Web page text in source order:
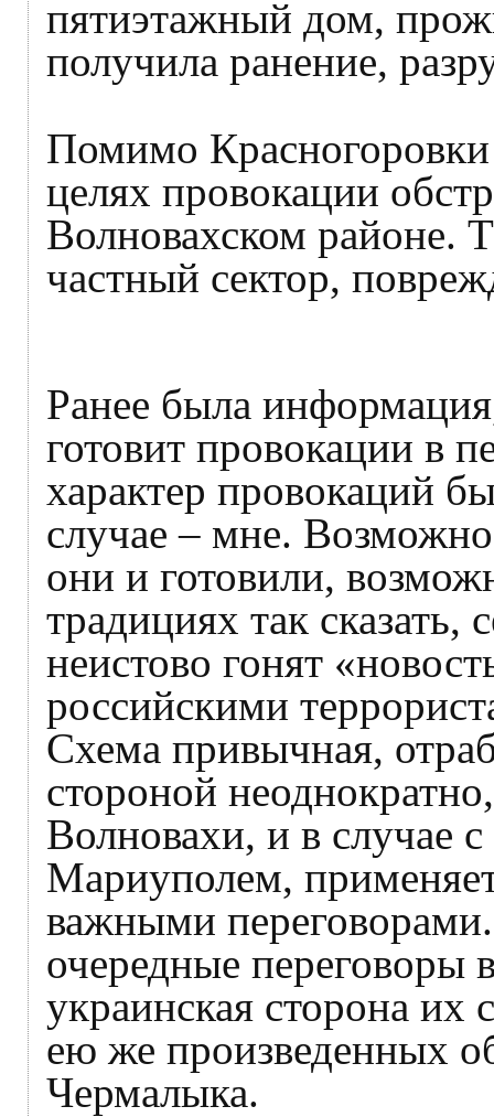
пятиэтажный дом,
получила ранение,
Помимо Красногоровки
целях провокации
Волновахском районе.
частный сектор,
Ранее была
готовит провокации в
характер провокаций
случае – мне.
они и готовили,
традициях так
неистово гонят
российскими
Схема привычная,
стороной
Волновахи, и в случае
Мариуполем,
важными
очередные
украинская сторона их
ею же произведенных
Чермалыка.